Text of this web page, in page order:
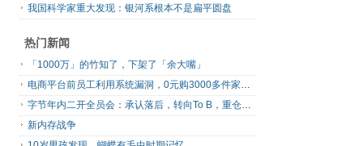
我国科学家重大发现：银河系根本不是扁平圆盘
热门新闻
「1000万」的竹知了，下架了「余大嘴」
电商平台前员工利用系统漏洞，0元购3000多件家电！
字节年内二开全员会：承认落后，转向To B，重仓年轻人
新内存战争